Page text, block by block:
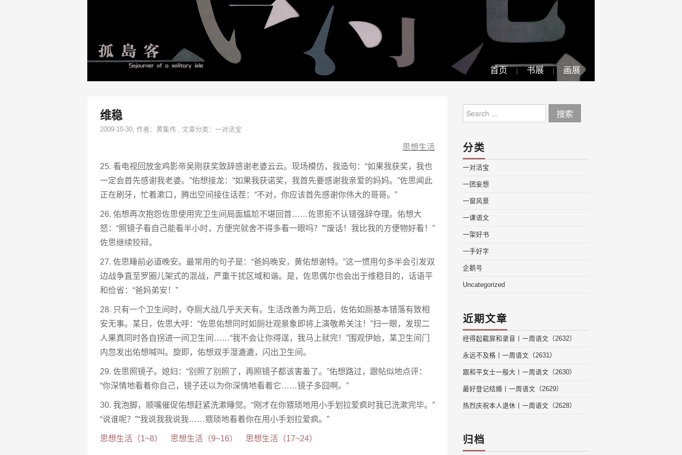
首页 书展 画展
维稳
2009-10-30, 作者： 黄集伟 , 文章分类： 一对活宝
思想生活
25. 看电视回放金鸡影帝吴刚获奖致辞感谢老婆云云。现场模仿，我造句：“如果我获奖，我也
一定会首先感谢我老婆。”佑想接龙：“如果我获诺奖，我首先要感谢我亲爱的妈妈。”佐思闻此
正在刷牙，忙着漱口，腾出空间接住话茬：“不对，你应该首先感谢你伟大的哥哥。”
26. 佑想再次抱怨佐思使用完卫生间局面尴尬不堪回首……佐思拒不认错强辞夺理。佑想大
怒：“照镜子看自己能看半小时，方便完就舍不得多看一眼吗？”“废话！我比我的方便物好看！”
佐思继续狡辩。
27. 佐思睡前必道晚安。最常用的句子是：“爸妈晚安，黄佑想谢特。”这一惯用句多半会引发双
边战争直至罗圈儿架式的混战，严重干扰区域和谐。是，佐思偶尔也会出于维稳目的，话语平
和俭省：“爸妈弟安！”
28. 只有一个卫生间时，夺厕大战几乎天天有。生活改善为两卫后，佐佑如厕基本错落有致相
安无事。某日，佐思大呼：“佐思佑想同时如厕壮观景象即将上演敬希关注！”扫一眼，发现二
人果真同时各自拐进一间卫生间……“我不会让你得逞，我马上就完！”围观伊始，某卫生间门
内忽发出佑想喊叫。旋即，佑想双手湿漉漉，闪出卫生间。
29. 佐思照镜子。媳妇：“别照了别照了，再照镜子都该害羞了。”佑想路过，跟帖似地点评：
“你深情地看着你自己，镜子还以为你深情地看着它……镜子多囧啊。”
30. 我泡脚，顺嘴催促佑想赶紧洗漱睡觉。“刚才在你猥琐地用小手划拉爱疯时我已洗漱完毕。”
“说谁呢？”“我说我我说我……猥琐地看着你在用小手划拉爱疯。”
思想生活（1~8） 思想生活（9~16） 思想生活（17~24）
for:
分类
一对活宝
一团妄想
一窗风景
一课语文
一架好书
一手好字
企鹅号
Uncategorized
近期文章
经得起截屏和录音丨一周语文（2632）
永远不及格丨一周语文（2631）
跟和平女士一般大丨一周语文（2630）
最好登记结婚丨一周语文（2629）
热烈庆祝本人退休丨一周语文（2628）
归档